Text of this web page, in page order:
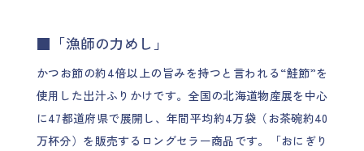
■「漁師の力めし」
かつお節の約4倍以上の旨みを持つと言われる“鮭節”を
使用した出汁ふりかけです。全国の北海道物産展を中心
に47都道府県で展開し、年間平均約4万袋（お茶碗約40
万杯分）を販売するロングセラー商品です。「おにぎり